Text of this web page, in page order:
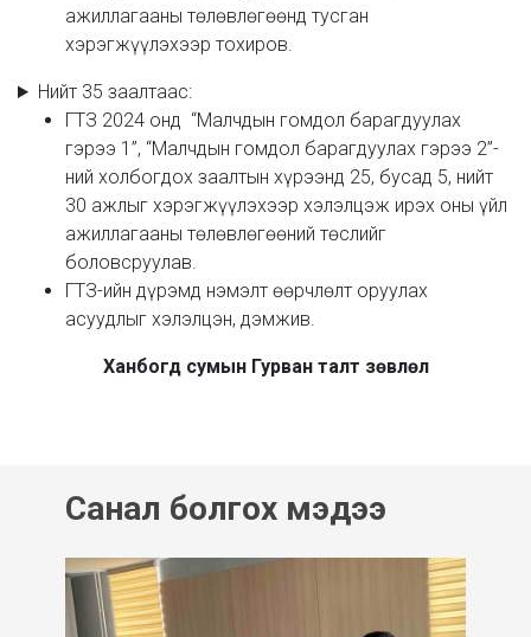
ажиллагааны төлөвлөгөөнд тусган
хэрэгжүүлэхээр тохиров.
Нийт 35 заалтаас:
ГТЗ 2024 онд “Малчдын гомдол барагдуулах
гэрээ 1”, “Малчдын гомдол барагдуулах гэрээ 2”-
ний холбогдох заалтын хүрээнд 25, бусад 5, нийт
30 ажлыг хэрэгжүүлэхээр хэлэлцэж ирэх оны үйл
ажиллагааны төлөвлөгөөний төслийг
боловсруулав.
ГТЗ-ийн дүрэмд нэмэлт өөрчлөлт оруулах
асуудлыг хэлэлцэн, дэмжив.
Ханбогд сумын Гурван талт зөвлөл
Санал болгох мэдээ